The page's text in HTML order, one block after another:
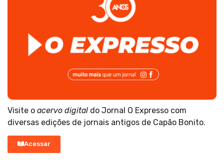
Visite o acervo digital do Jornal O Expresso com
diversas edições de jornais antigos de Capão Bonito.
Acessar